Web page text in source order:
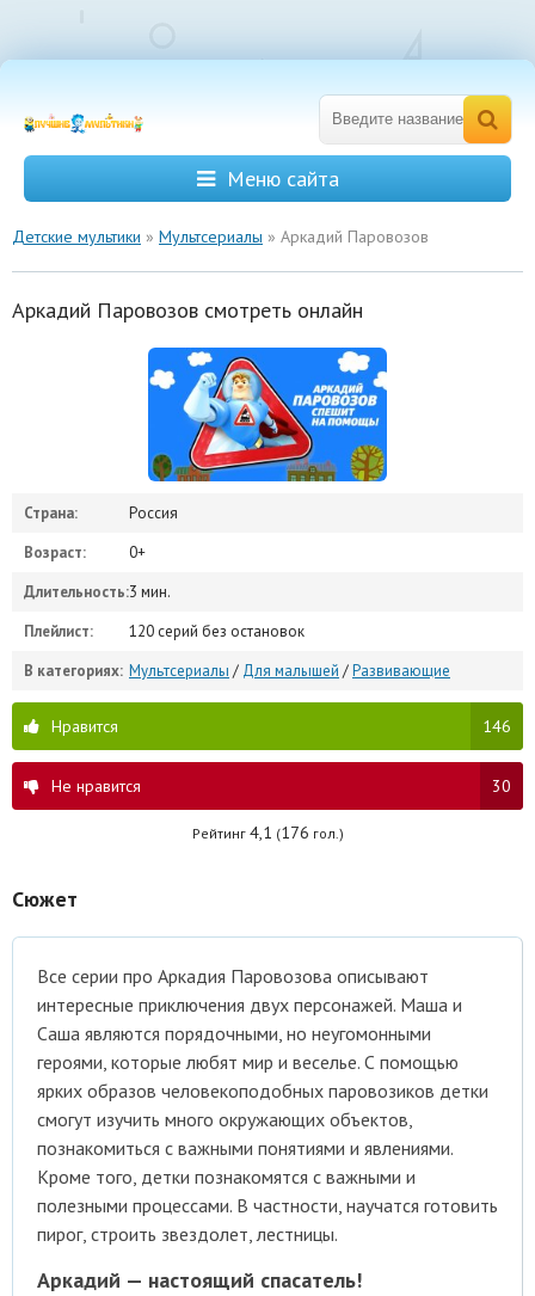
Меню сайта
Детские мультики » Мультсериалы » Аркадий Паровозов
Аркадий Паровозов смотреть онлайн
Страна:
Россия
Возраст:
0+
Длительность:3 мин.
Плейлист:
120 серий без остановок
В категориях: Мультсериалы / Для малышей /Развивающие
Нравится 146
Не нравится 30
Рейтинг 4,1 (176 гол.)
Сюжет
Все серии про Аркадия Паровозова описывают
интересные приключения двух персонажей. Маша и
Саша являются порядочными, но неугомонными
героями, которые любят мир и веселье. С помощью
ярких образов человекоподобных паровозиков детки
смогут изучить много окружающих объектов,
познакомиться с важными понятиями и явлениями.
Кроме того, детки познакомятся с важными и
полезными процессами. В частности, научатся готовить
пирог, строить звездолет, лестницы.
Аркадий — настоящий спасатель!